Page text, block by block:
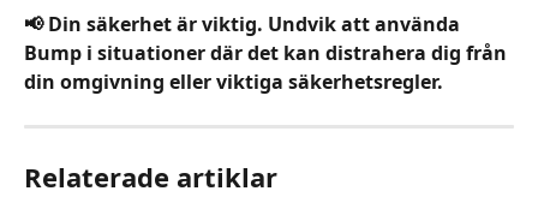
📢 Din säkerhet är viktig. Undvik att använda
Bump i situationer där det kan distrahera dig från
din omgivning eller viktiga säkerhetsregler.
Relaterade artiklar